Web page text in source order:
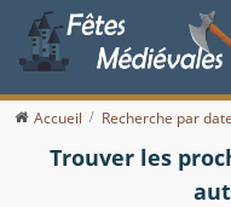
Accueil Recherche par date
Trouver les